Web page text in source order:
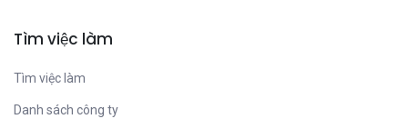
Tìm việc làm
Tìm việc làm
Danh sách công ty